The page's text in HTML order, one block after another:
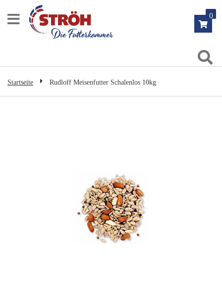
Inhalt
0
Startseite Rudloff Meisenfutter Schalenlos 10kg